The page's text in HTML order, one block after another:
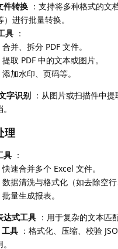
件转换 ：支持将多种格式的文
）进行批量转换。
具 ：
合并、拆分 PDF 文件。
提取 PDF 中的文本或图片。
添加水印、页码等。
字识别 ：从图片或扫描件中
理
具 ：
快速合并多个 Excel 文件。
数据清洗与格式化（如去除空行
批量生成报表。
达式工具 ：用于复杂的文本匹
工具 ：格式化、压缩、校验